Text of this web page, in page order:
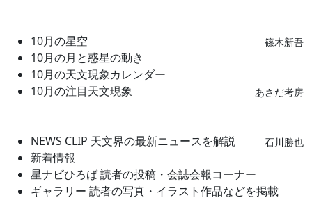
10月の星空 篠木新吾
10月の月と惑星の動き
10月の天文現象カレンダー
10月の注目天文現象
あさだ考房
NEWS CLIP 天文界の最新ニュースを解説 石川勝也
新着情報
星ナビひろば 読者の投稿・会誌会報コーナー
ギャラリー 読者の写真・イラスト作品などを掲載